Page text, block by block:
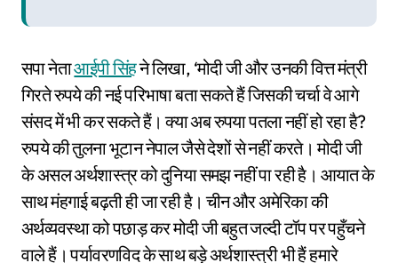
सपा नेताआईपी सिंहने लिखा, ‘मोदी जी और उनकी वित्त मंत्री
गिरते रुपये की नई परिभाषा बता सकते हैं जिसकी चर्चा वे आगे
संसद में भी कर सकते हैं। क्या अब रुपया पतला नहीं हो रहा है?
रुपये की तुलना भूटान नेपाल जैसे देशों से नहीं करते। मोदी जी
के असल अर्थशास्त्र को दुनिया समझ नहीं पा रही है। आयात के
साथ मंहगाई बढ़ती ही जा रही है। चीन और अमेरिका की
अर्थव्यवस्था को पछाड़ कर मोदी जी बहुत जल्दी टॉप पर पहुँचने
वाले हैं। पर्यावरणविद के साथ बड़े अर्थशास्त्री भी हैं हमारे